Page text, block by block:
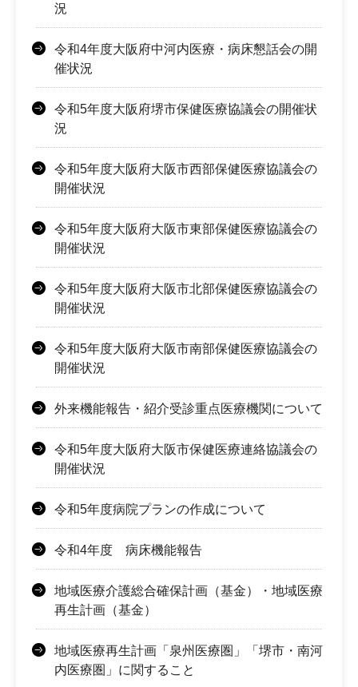
況
令和4年度大阪府中河内医療・病床懇話会の開
催状況
令和5年度大阪府堺市保健医療協議会の開催状
況
令和5年度大阪府大阪市西部保健医療協議会の
開催状況
令和5年度大阪府大阪市東部保健医療協議会の
開催状況
令和5年度大阪府大阪市北部保健医療協議会の
開催状況
令和5年度大阪府大阪市南部保健医療協議会の
開催状況
外来機能報告・紹介受診重点医療機関について
令和5年度大阪府大阪市保健医療連絡協議会の
開催状況
令和5年度病院プランの作成について
令和4年度 病床機能報告
地域医療介護総合確保計画（基金）・地域医療
再生計画（基金）
地域医療再生計画「泉州医療圏」「堺市・南河
内医療圏」に関すること